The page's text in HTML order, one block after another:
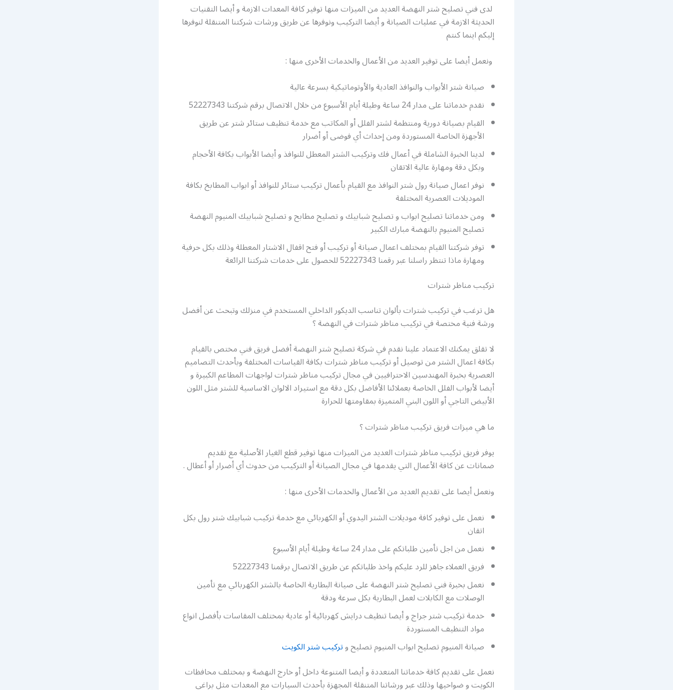
لدى فني تصليح شتر النهضة العديد من الميزات منها توفير كافة المعدات الازمة و أيضا التقنيات
الحديثة الازمة في عمليات الصيانة و أيضا التركيب ونوفرها عن طريق ورشات شركتنا المتنقلة لنوفرها
إليكم اينما كنتم
ونعمل أيضا على توفير العديد من الأعمال والخدمات الأخرى منها :
صيانة شتر الأبواب والنوافذ العادية والأوتوماتيكية بسرعة عالية
نقدم خدماتنا على مدار 24 ساعة وطيلة أيام الأسبوع من خلال الاتصال برقم شركتنا 52227343
القيام بصيانة دورية ومنتظمة لشتر الفلل أو المكاتب مع خدمة تنظيف ستائر شتر عن طريق
الأجهزة الخاصة المستوردة ومن إحداث أي فوضى أو أضرار
لدينا الخبرة الشاملة في أعمال فك وتركيب الشتر المعطل للنوافذ و أيضا الأبواب بكافة الأحجام
وبكل دقة ومهارة عالية الاتقان
نوفر اعمال صيانة رول شتر النوافذ مع القيام بأعمال تركيب ستائر للنوافذ أو ابواب المطابخ بكافة
الموديلات العصرية المختلفة
ومن خدماتنا تصليح ابواب و تصليح شبابيك و تصليح مطابح و تصليح شبابيك المنيوم النهضة
تصليح المنيوم بالنهضة مبارك الكبير
توفر شركتنا القيام بمختلف اعمال صيانة أو تركيب أو فتح اقفال الاشتار المعطلة وذلك بكل حرفية
ومهارة ماذا تنتظر راسلنا عبر رقمنا 52227343 للحصول على خدمات شركتنا الرائعة
تركيب مناظر شترات
هل ترغب في تركيب شترات بألوان تناسب الديكور الداخلي المستخدم في منزلك وتبحث عن أفضل
ورشة فنية مختصة في تركيب مناظر شترات في النهضة ؟
لا تقلق يمكنك الاعتماد علينا نقدم في شركة تصليح شتر النهضة أفضل فريق فني مختص بالقيام
بكافة اعمال الشتر من توصيل أو تركيب مناظر شترات بكافة القياسات المختلفة وبأحدث التصاميم
العصرية بخبرة المهندسين الاحترافيين في مجال تركيب مناظر شترات لواجهات المطاعم الكبيرة و
أيضا لأبواب الفلل الخاصة بعملائنا الأفاضل بكل دقة مع استيراد الالوان الاساسية للشتر مثل اللون
الأبيض التاجي أو اللون البني المتميزة بمقاومتها للحرارة
ما هي ميزات فريق تركيب مناظر شترات ؟
يوفر فريق تركيب مناظر شترات العديد من الميزات منها توفير قطع الغيار الأصلية مع تقديم
ضمانات عن كافة الأعمال التي يقدمها في مجال الصيانة أو التركيب من حدوث أي أضرار أو أعطال .
ونعمل أيضا على تقديم العديد من الأعمال والخدمات الأخرى منها :
نعمل على توفير كافة موديلات الشتر اليدوي أو الكهربائي مع خدمة تركيب شبابيك شتر رول بكل
اتقان
نعمل من اجل تأمين طلباتكم على مدار 24 ساعة وطيلة أيام الأسبوع
فريق العملاء جاهز للرد عليكم واخذ طلباتكم عن طريق الاتصال برقمنا 52227343
نعمل بخبرة فني تصليح شتر النهضة على صيانة البطارية الخاصة بالشتر الكهربائي مع تأمين
الوصلات مع الكابلات لعمل البطارية بكل سرعة ودقة
خدمة تركيب شتر جراج و أيضا تنظيف درايش كهربائية أو عادية بمختلف المقاسات بأفضل انواع
مواد التنظيف المستوردة
صيانة المنيوم تصليح ابواب المنيوم تصليح وتركيب شتر الكويت
نعمل على تقديم كافة خدماتنا المتعددة و أيضا المتنوعة داخل أو خارج النهضة و بمختلف محافظات
الكويت و ضواحيها وذلك عبر ورشاتنا المتنقلة المجهزة بأحدث السيارات مع المعدات مثل براغي